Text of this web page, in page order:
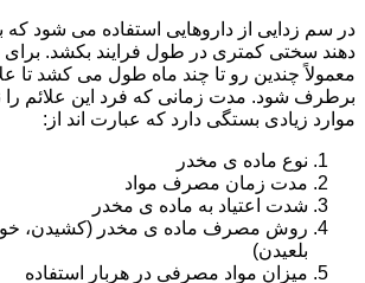
در سم زدایی از داروهایی استفاده می شود که
دهند سختی کمتری در طول فرایند بکشد. برای
معمولاً چندین رو تا چند ماه طول می کشد تا
برطرف شود. مدت زمانی که فرد این علائم
موارد زیادی بستگی دارد که عبارت اند از:
نوع ماده ی مخدر
مدت زمان مصرف مواد
شدت اعتیاد به ماده ی مخدر
روش مصرف ماده ی مخدر (کشیدن،
بلعیدن)
میزان مواد مصرفی در هربار استفاده